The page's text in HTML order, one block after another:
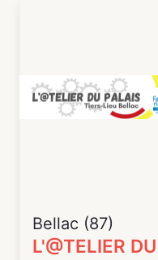
Bellac (87)
L'@TELIER